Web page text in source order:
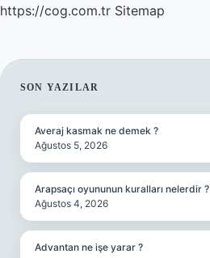
https://cog.com.tr Sitemap
SIDEBAR
SON YAZILAR
Averaj kasmak ne demek ?
Ağustos 5, 2026
Arapsaçı oyununun kuralları nelerdir ?
Ağustos 4, 2026
Advantan ne işe yarar ?